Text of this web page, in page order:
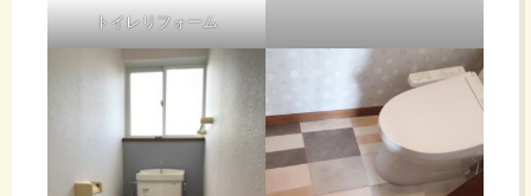
トイレリフォーム